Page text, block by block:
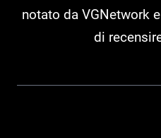
notato da VGNetwork
di